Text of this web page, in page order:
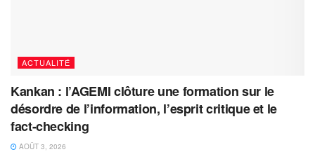
ACTUALITÉ
Kankan : l’AGEMI clôture une formation sur le
désordre de l’information, l’esprit critique et le
fact-checking
AOÛT 3, 2026